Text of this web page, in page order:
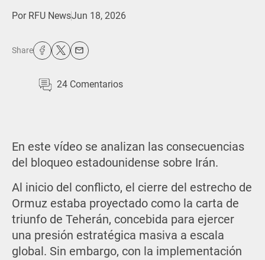
Por RFU NewsJun 18, 2026
Share
24 Comentarios
En este vídeo se analizan las consecuencias
del bloqueo estadounidense sobre Irán.
Al inicio del conflicto, el cierre del estrecho de
Ormuz estaba proyectado como la carta de
triunfo de Teherán, concebida para ejercer
una presión estratégica masiva a escala
global. Sin embargo, con la implementación